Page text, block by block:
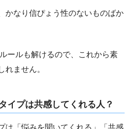
かなり信ぴょう性のないものばか
ールも解けるので、これから素
れません。
イプは共感してくれる人？
は「悩みを聞いてくれる」「共感